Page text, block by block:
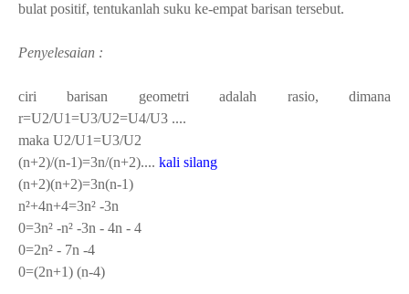
bulat positif, tentukanlah suku ke-empat barisan tersebut.
Penyelesaian :
ciri barisan geometri adalah rasio, dimana
r=U2/U1=U3/U2=U4/U3 ....
maka U2/U1=U3/U2
(n+2)/(n-1)=3n/(n+2).... kali silang
(n+2)(n+2)=3n(n-1)
n²+4n+4=3n² -3n
0=3n² -n² -3n - 4n - 4
0=2n² - 7n -4
0=(2n+1) (n-4)